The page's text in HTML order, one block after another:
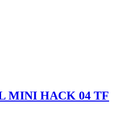
MINI HACK 04 TF